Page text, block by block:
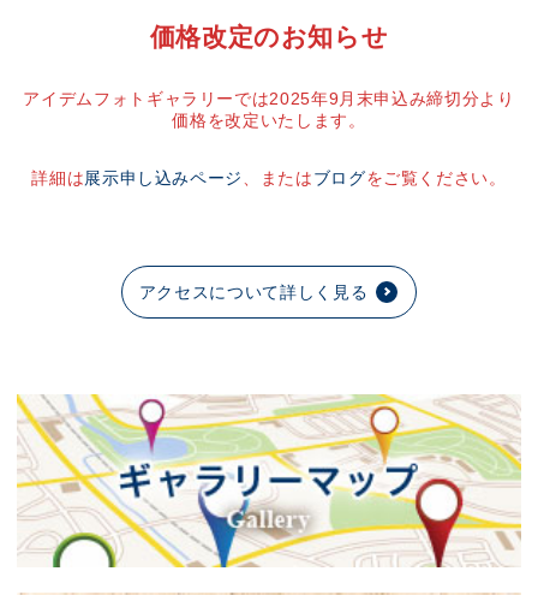
価格改定のお知らせ
アイデムフォトギャラリーでは2025年9月末申込み締切分より
価格を改定いたします。
詳細は展示申し込みページ 、またはブログをご覧ください。
アクセスについて詳しく見る